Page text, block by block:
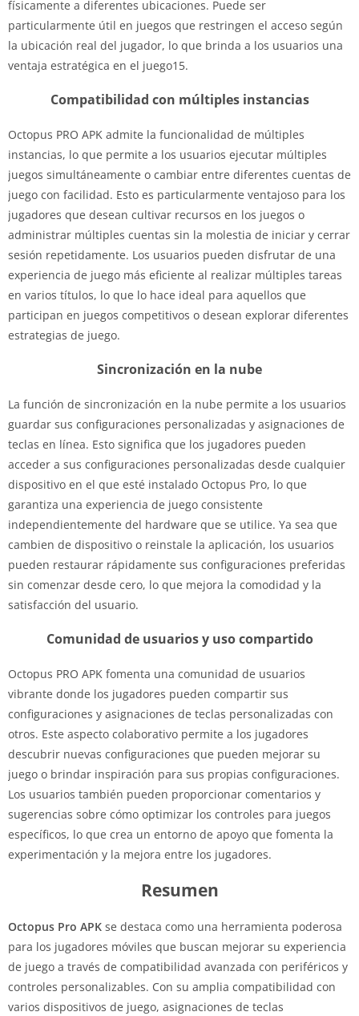
físicamente a diferentes ubicaciones. Puede ser
particularmente útil en juegos que restringen el acceso según
la ubicación real del jugador, lo que brinda a los usuarios una
ventaja estratégica en el juego15.
Compatibilidad con múltiples instancias
Octopus PRO APK admite la funcionalidad de múltiples
instancias, lo que permite a los usuarios ejecutar múltiples
juegos simultáneamente o cambiar entre diferentes cuentas de
juego con facilidad. Esto es particularmente ventajoso para los
jugadores que desean cultivar recursos en los juegos o
administrar múltiples cuentas sin la molestia de iniciar y cerrar
sesión repetidamente. Los usuarios pueden disfrutar de una
experiencia de juego más eficiente al realizar múltiples tareas
en varios títulos, lo que lo hace ideal para aquellos que
participan en juegos competitivos o desean explorar diferentes
estrategias de juego.
Sincronización en la nube
La función de sincronización en la nube permite a los usuarios
guardar sus configuraciones personalizadas y asignaciones de
teclas en línea. Esto significa que los jugadores pueden
acceder a sus configuraciones personalizadas desde cualquier
dispositivo en el que esté instalado Octopus Pro, lo que
garantiza una experiencia de juego consistente
independientemente del hardware que se utilice. Ya sea que
cambien de dispositivo o reinstale la aplicación, los usuarios
pueden restaurar rápidamente sus configuraciones preferidas
sin comenzar desde cero, lo que mejora la comodidad y la
satisfacción del usuario.
Comunidad de usuarios y uso compartido
Octopus PRO APK fomenta una comunidad de usuarios
vibrante donde los jugadores pueden compartir sus
configuraciones y asignaciones de teclas personalizadas con
otros. Este aspecto colaborativo permite a los jugadores
descubrir nuevas configuraciones que pueden mejorar su
juego o brindar inspiración para sus propias configuraciones.
Los usuarios también pueden proporcionar comentarios y
sugerencias sobre cómo optimizar los controles para juegos
específicos, lo que crea un entorno de apoyo que fomenta la
experimentación y la mejora entre los jugadores.
Resumen
Octopus Pro APK se destaca como una herramienta poderosa
para los jugadores móviles que buscan mejorar su experiencia
de juego a través de compatibilidad avanzada con periféricos y
controles personalizables. Con su amplia compatibilidad con
varios dispositivos de juego, asignaciones de teclas